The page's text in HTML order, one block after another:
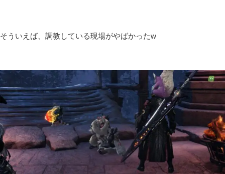
そういえば、調教している現場がやばかったw